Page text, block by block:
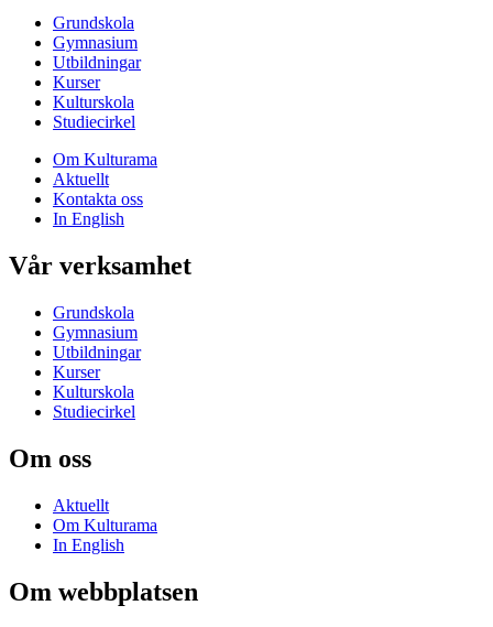
Grundskola
Gymnasium
Utbildningar
Kurser
Kulturskola
Studiecirkel
Om Kulturama
Aktuellt
Kontakta oss
In English
Vår verksamhet
Grundskola
Gymnasium
Utbildningar
Kurser
Kulturskola
Studiecirkel
Om oss
Aktuellt
Om Kulturama
In English
Om webbplatsen